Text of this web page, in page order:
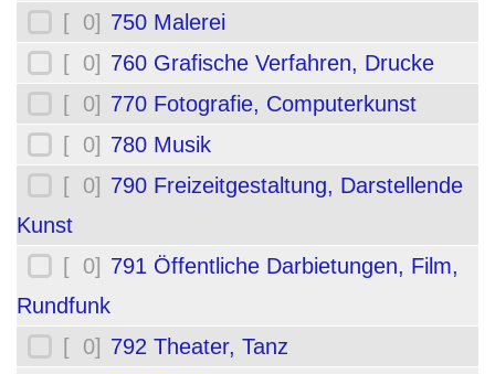
[ 0] 750 Malerei
[ 0] 760 Grafische Verfahren, Drucke
[ 0] 770 Fotografie, Computerkunst
[ 0] 780 Musik
[ 0] 790 Freizeitgestaltung, Darstellende
Kunst
[ 0] 791 Öffentliche Darbietungen, Film,
Rundfunk
[ 0] 792 Theater, Tanz